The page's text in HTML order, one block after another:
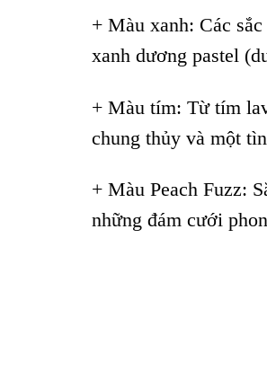
+ Màu xanh: Các
xanh dương pastel
+ Màu tím: Từ tím
chung thủy và một
+ Màu Peach Fuzz:
những đám cưới